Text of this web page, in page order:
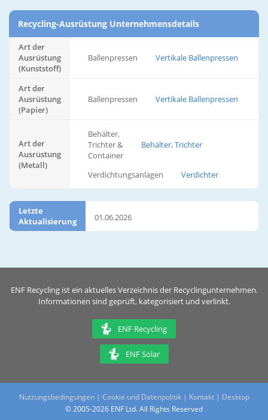
Recycling-Ausrüstung Unternehmensdetails
Art der
Ausrüstung
(Kunststoff)
Ballenpressen Vertikale Ballenpressen
Art der
Ausrüstung
(Papier)
Ballenpressen Vertikale Ballenpressen
Art der
Ausrüstung
(Metall)
Behälter,
Trichter &
Container
Behälter, Trichter
Verdichtungsanlagen Verdichter
Letzte
Aktualisierung
01.06.2026
ENF Recycling ist ein aktuelles Verzeichnis der Recyclingunternehmen.
Informationen sind geprüft, kategorisiert und verlinkt.
ENF Recycling
ENF Solar
Nutzungsbedingungen| Cookie und Datenpolitik| Kontakt | Desktop
© 2005-2026 ENF Ltd. All Rights Reserved